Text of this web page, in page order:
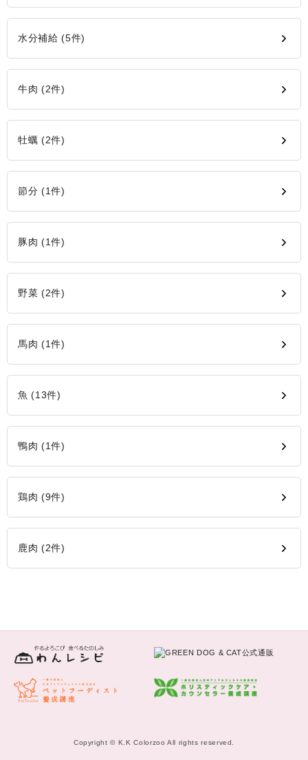
水分補給 (5件)
牛肉 (2件)
牡蠣 (2件)
節分 (1件)
豚肉 (1件)
野菜 (2件)
馬肉 (1件)
魚 (13件)
鴨肉 (1件)
鶏肉 (9件)
鹿肉 (2件)
Copyright © K.K Colorzoo All rights reserved.